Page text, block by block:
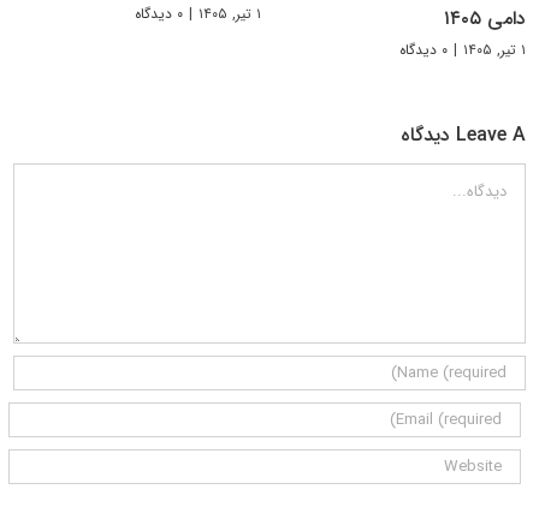
دامی ۱۴۰۵
۱ تیر, ۱۴۰۵ | ۰ دیدگاه
۱ تیر, ۱۴۰۵ | ۰ دیدگاه
Leave A دیدگاه
دیدگاه